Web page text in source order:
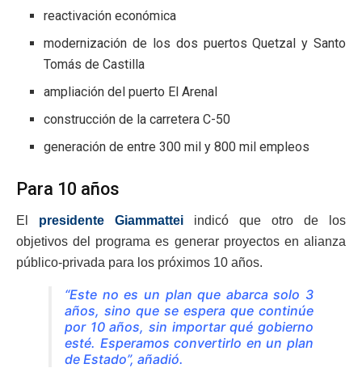
reactivación económica
modernización de los dos puertos Quetzal y Santo
Tomás de Castilla
ampliación del puerto El Arenal
construcción de la carretera C-50
generación de entre 300 mil y 800 mil empleos
Para 10 años
El presidente Giammattei indicó que otro de los
objetivos del programa es generar proyectos en alianza
público-privada para los próximos 10 años.
“Este no es un plan que abarca solo 3
años, sino que se espera que continúe
por 10 años, sin importar qué gobierno
esté. Esperamos convertirlo en un plan
de Estado”, añadió.